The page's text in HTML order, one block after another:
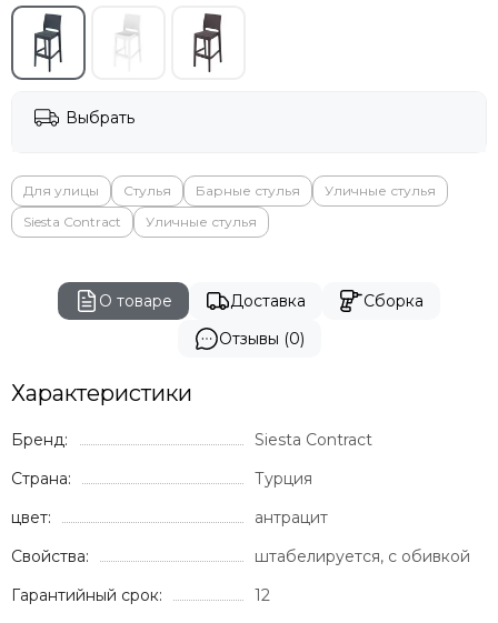
Выбрать
Для улицы Стулья Барные стулья
Уличные стулья
Siesta Contract
Уличные стулья
О товаре Доставка
Сборка
Отзывы (0)
Характеристики
Бренд:
Siesta Contract
Страна:
Турция
цвет:
антрацит
Свойства:
штабелируется, с обивкой
Гарантийный срок:
12